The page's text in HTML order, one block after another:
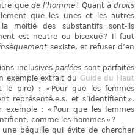
que de l’homme ! Quant àdroits
que les unes et les autres
moitié des substantifs sont-ils
est neutre ou bisexué ? Il faut
sexiste, et refuser d’en
inclusivesparlées sont parfaites
exemple extrait du Guide du Haut
pire) : « Pour que les femmes
représenté.e.s. et s’identifient ».
exemple : « Pour que les femmes
comme les hommes » ?
béquille qui évite de chercher